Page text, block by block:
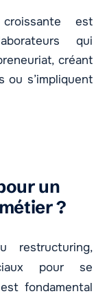
est
qui
créant
ou s’impliquent
un
?
restructuring,
pour se
fondamental